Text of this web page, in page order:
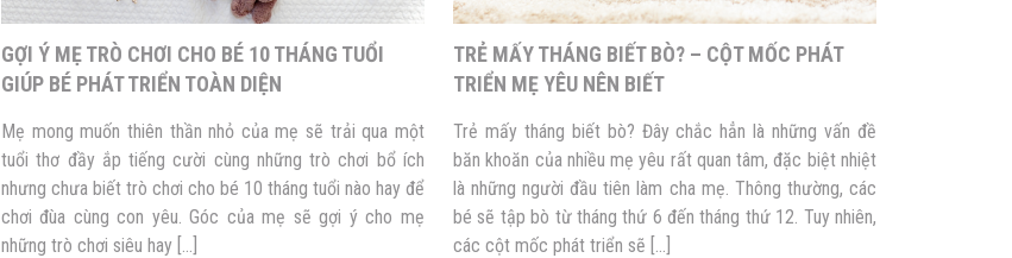
GỢI Ý MẸ TRÒ CHƠI CHO BÉ 10 THÁNG TUỔI
GIÚP BÉ PHÁT TRIỂN TOÀN DIỆN
Mẹ mong muốn thiên thần nhỏ của mẹ sẽ trải qua một
tuổi thơ đầy ắp tiếng cười cùng những trò chơi bổ ích
nhưng chưa biết trò chơi cho bé 10 tháng tuổi nào hay để
chơi đùa cùng con yêu. Góc của mẹ sẽ gợi ý cho mẹ
những trò chơi siêu hay […]
TRẺ MẤY THÁNG BIẾT BÒ? – CỘT MỐC PHÁT
TRIỂN MẸ YÊU NÊN BIẾT
Trẻ mấy tháng biết bò? Đây chắc hẳn là những vấn đề
băn khoăn của nhiều mẹ yêu rất quan tâm, đặc biệt nhiệt
là những người đầu tiên làm cha mẹ. Thông thường, các
bé sẽ tập bò từ tháng thứ 6 đến tháng thứ 12. Tuy nhiên,
các cột mốc phát triển sẽ […]